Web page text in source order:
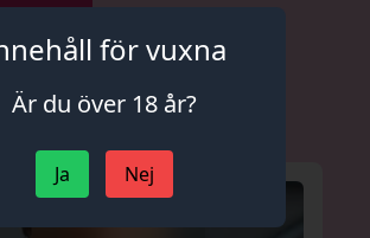
priser
från denna
för vuxna
Är du över 18 år?
Ja Nej